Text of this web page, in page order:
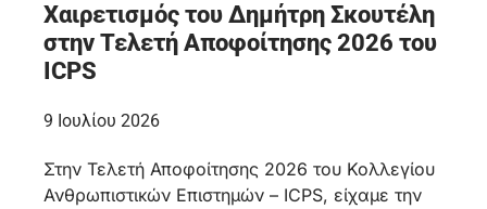
Χαιρετισμός του Δημήτρη Σκουτέλη
στην Τελετή Αποφοίτησης 2026 του
ICPS
9 Ιουλίου 2026
Στην Τελετή Αποφοίτησης 2026 του Κολλεγίου
Ανθρωπιστικών Επιστημών – ICPS, είχαμε την